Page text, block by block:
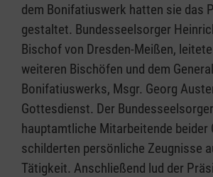
dem Bonifatiuswerk hatten sie das
gestaltet. Bundesseelsorger
Bischof von Dresden-Meißen,
weiteren Bischöfen und dem
Bonifatiuswerks, Msgr. Georg
Gottesdienst. Der
hauptamtliche Mitarbeitende beider
schilderten persönliche Zeugnisse
Tätigkeit. Anschließend lud der